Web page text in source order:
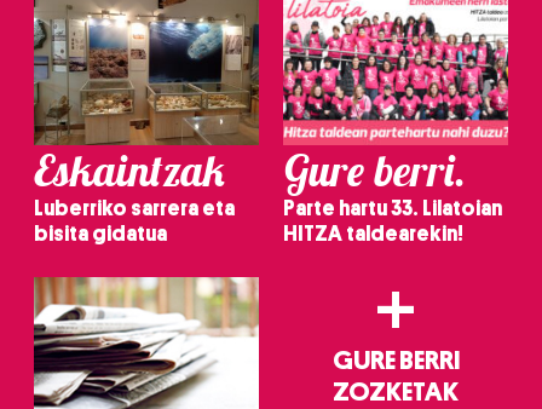
Eskaintzak
Luberriko sarrera eta
bisita gidatua
Gure berri.
Parte hartu 33. Lilatoian
HITZA taldearekin!
+
GURE BERRI
ZOZKETAK